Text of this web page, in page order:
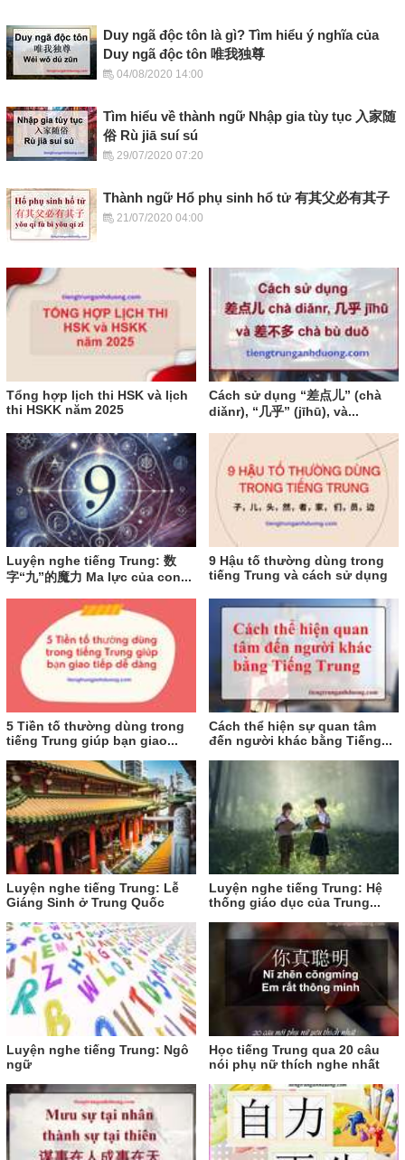
Duy ngã độc tôn là gì? Tìm hiểu ý nghĩa của
Duy ngã độc tôn 唯我独尊
04/08/2020 14:00
Tìm hiểu về thành ngữ Nhập gia tùy tục 入家随
俗 Rù jiā suí sú
29/07/2020 07:20
Thành ngữ Hổ phụ sinh hổ tử 有其父必有其子
21/07/2020 04:00
Tổng hợp lịch thi HSK và lịch
thi HSKK năm 2025
Cách sử dụng “差点儿” (chà
diǎnr), “几乎” (jīhū), và...
Luyện nghe tiếng Trung: 数
字“九”的魔力 Ma lực của con...
9 Hậu tố thường dùng trong
tiếng Trung và cách sử dụng
5 Tiền tố thường dùng trong
tiếng Trung giúp bạn giao...
Cách thể hiện sự quan tâm
đến người khác bằng Tiếng...
Luyện nghe tiếng Trung: Lễ
Giáng Sinh ở Trung Quốc
Luyện nghe tiếng Trung: Hệ
thống giáo dục của Trung...
Luyện nghe tiếng Trung: Ngô
ngữ
Học tiếng Trung qua 20 câu
nói phụ nữ thích nghe nhất